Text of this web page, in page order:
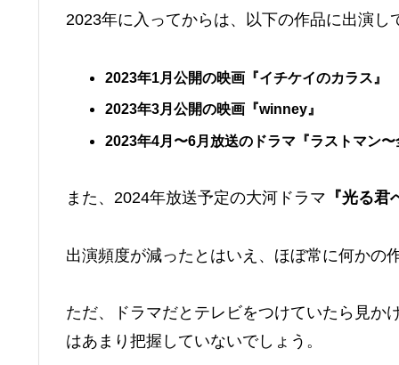
2023年に入ってからは、以下の作品に出演し
2023年1月公開の映画『イチケイのカラス』
2023年3月公開の映画『winney』
2023年4月〜6月放送のドラマ『ラストマン
また、2024年放送予定の大河ドラマ 『光る君
出演頻度が減ったとはいえ、ほぼ常に何かの
ただ、ドラマだとテレビをつけていたら見か
はあまり把握していないでしょう。